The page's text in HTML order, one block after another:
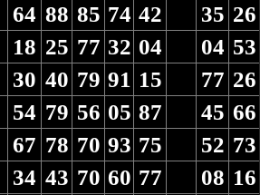
64 88 85 74 42 35 26
18 25 77 32 04 04 53
30 40 79 91 15 77 26
54 79 56 05 87 45 66
67 78 70 93 75 52 73
34 43 70 60 77 08 16